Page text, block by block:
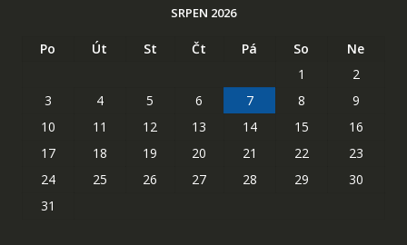
SRPEN 2026
Po Út St Čt Pá So
Ne
1
2
3
4 5 6 7 8
9
10
11 12 13 14 15
16
17
18 19 20 21 22
23
24
25 26 27 28 29
30
31